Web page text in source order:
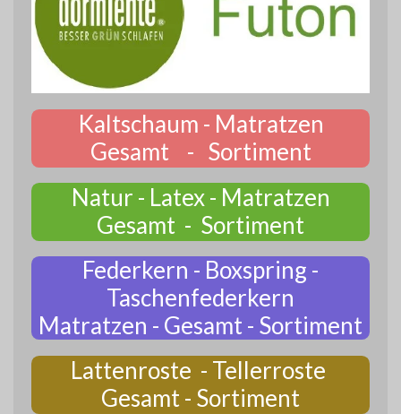
Kaltschaum - Matratzen
Gesamt - Sortiment
Natur - Latex - Matratzen
Gesamt - Sortiment
Federkern - Boxspring -
Taschenfederkern
Matratzen - Gesamt - Sortiment
Lattenroste - Tellerroste
Gesamt - Sortiment